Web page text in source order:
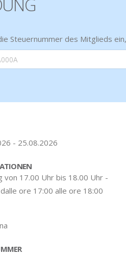
Steuernummer des Mitglieds
- 25.08.2026
von 17.00 Uhr bis 18.00 Uhr -
ore 17:00 alle ore 18:00